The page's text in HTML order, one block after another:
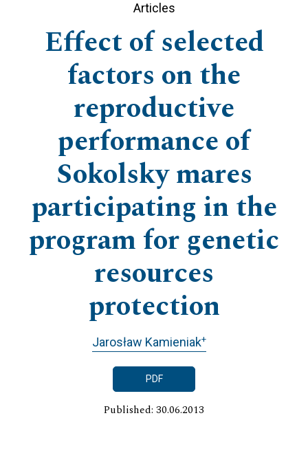
Articles
Effect of selected
factors on the
reproductive
performance of
Sokolsky mares
participating in the
program for genetic
resources
protection
Jarosław Kamieniak+
PDF
Published: 30.06.2013